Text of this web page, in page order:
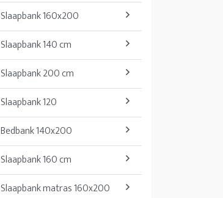
Slaapbank 160x200
Slaapbank 140 cm
Slaapbank 200 cm
Slaapbank 120
Bedbank 140x200
Slaapbank 160 cm
Slaapbank matras 160x200